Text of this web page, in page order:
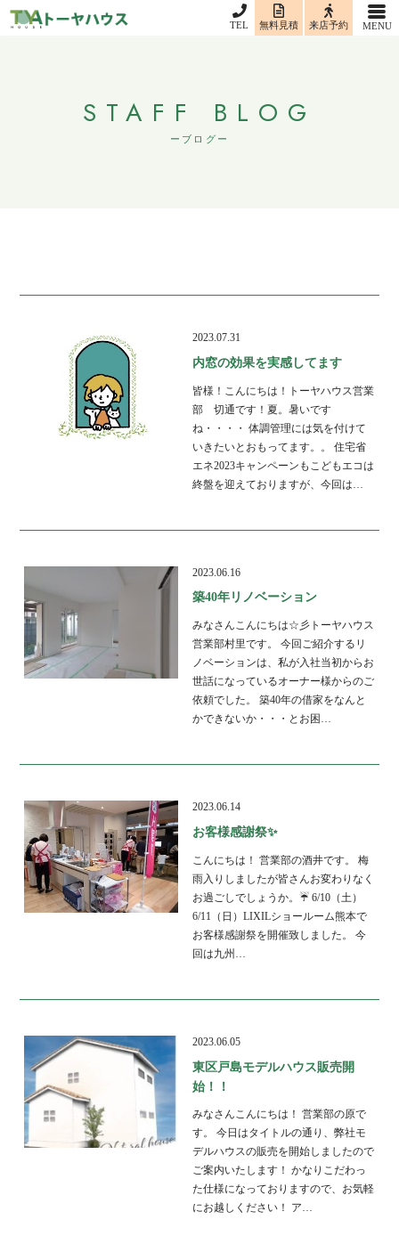
TEL 無料見積 来店予約
STAFF BLOG
ブログ
2023.07.31
内窓の効果を実感してます
皆様！こんにちは！トーヤハウス営業
部 切通です！夏。暑いです
ね・・・・ 体調管理には気を付けて
いきたいとおもってます。。 住宅省
エネ2023キャンペーンもこどもエコは
終盤を迎えておりますが、今回は…
2023.06.16
築40年リノベーション
みなさんこんにちは☆彡トーヤハウス
営業部村里です。 今回ご紹介するリ
ノベーションは、私が入社当初からお
世話になっているオーナー様からのご
依頼でした。 築40年の借家をなんと
かできないか・・・とお困…
2023.06.14
お客様感謝祭✨
こんにちは！ 営業部の酒井です。 梅
雨入りしましたが皆さんお変わりなく
お過ごしでしょうか。☔ 6/10（土）
6/11（日）LIXILショールーム熊本で
お客様感謝祭を開催致しました。 今
回は九州…
2023.06.05
東区戸島モデルハウス販売開
始！！
みなさんこんにちは！ 営業部の原で
す。 今日はタイトルの通り、弊社モ
デルハウスの販売を開始しましたので
ご案内いたします！ かなりこだわっ
た仕様になっておりますので、お気軽
にお越しください！ ア…